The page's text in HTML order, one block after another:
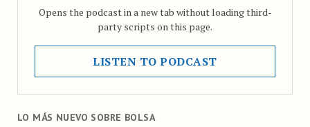
Opens the podcast in a new tab without loading third-
party scripts on this page.
LISTEN TO PODCAST
LO MÁS NUEVO SOBRE BOLSA